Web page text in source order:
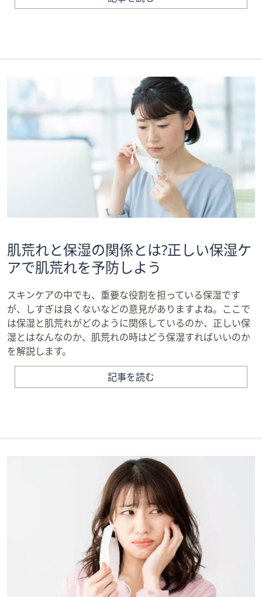
肌荒れと保湿の関係とは?正しい保湿ケ
アで肌荒れを予防しよう
スキンケアの中でも、重要な役割を担っている保湿です
が、しすぎは良くないなどの意見がありますよね。ここで
は保湿と肌荒れがどのように関係しているのか、正しい保
湿とはなんなのか、肌荒れの時はどう保湿すればいいのか
を解説します。
記事を読む